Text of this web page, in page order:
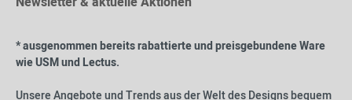
* ausgenommen bereits rabattierte und preisgebundene Ware
wie USM und Lectus.
Unsere Angebote und Trends aus der Welt des Designs bequem